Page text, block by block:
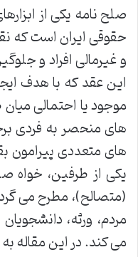
صلح نامه یکی از
حقوقی ایران است که
و غیرمالی افراد و
این عقد که با هدف
موجود یا احتمالی
های منحصر به فردی
های متعددی پیرامون
یکی از طرفین، خواه
(متصالح)، مطرح می
مردم، ورثه،
می کند. در این مقاله